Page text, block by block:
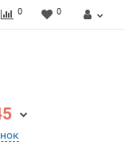
0 0